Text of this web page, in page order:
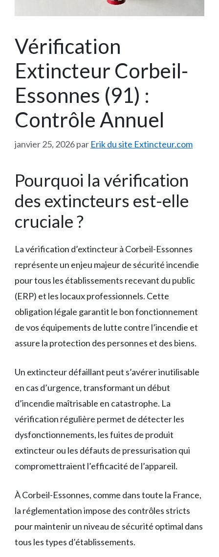
Vérification
Extincteur Corbeil-
Essonnes (91) :
Contrôle Annuel
janvier 25, 2026par Erik du site Extincteur.com
Pourquoi la vérification
des extincteurs est-elle
cruciale ?
La vérification d’extincteur à Corbeil-Essonnes
représente un enjeu majeur de sécurité incendie
pour tous les établissements recevant du public
(ERP) et les locaux professionnels. Cette
obligation légale garantit le bon fonctionnement
de vos équipements de lutte contre l’incendie et
assure la protection des personnes et des biens.
Un extincteur défaillant peut s’avérer inutilisable
en cas d’urgence, transformant un début
d’incendie maîtrisable en catastrophe. La
vérification régulière permet de détecter les
dysfonctionnements, les fuites de produit
extincteur ou les défauts de pressurisation qui
compromettraient l’efficacité de l’appareil.
À Corbeil-Essonnes, comme dans toute la France,
la réglementation impose des contrôles stricts
pour maintenir un niveau de sécurité optimal dans
tous les types d’établissements.